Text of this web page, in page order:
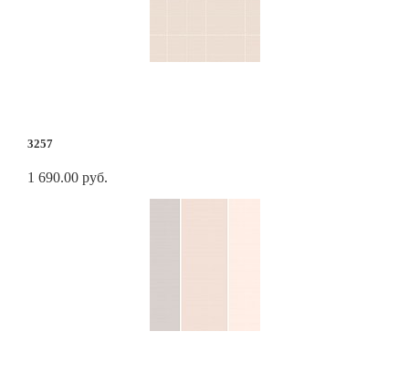
3257
1 690.00 руб.